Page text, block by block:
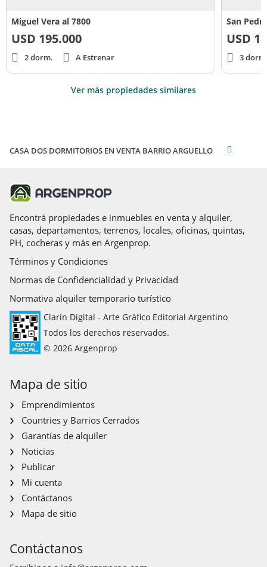
Miguel Vera al 7800
USD 195.000
2 dorm. A Estrenar
San
USD
3
Ver más propiedades similares
CASA DOS DORMITORIOS EN VENTA BARRIO ARGUELLO
Encontrá propiedades e inmuebles en venta y alquiler,
casas, departamentos, terrenos, locales, oficinas, quintas,
PH, cocheras y más en Argenprop.
Términos y Condiciones
Normas de Confidencialidad y Privacidad
Normativa alquiler temporario turístico
Clarín Digital - Arte Gráfico Editorial Argentino
Todos los derechos reservados.
© 2026 Argenprop
Mapa de sitio
Emprendimientos
Countries y Barrios Cerrados
Garantías de alquiler
Noticias
Publicar
Mi cuenta
Contáctanos
Mapa de sitio
Contáctanos